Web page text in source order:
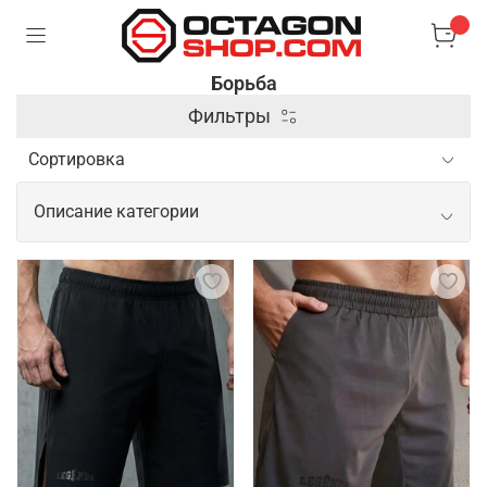
Борьба
Фильтры
Описание категории
Профессиональные товары для
борьбы
В борьбе основным элементом экипировки
являются борцовки. Это легкая и прочная обувь,
обеспечивающая хорошее сцепление с покрытием
и поддержку стопы. Также важна спортивная
форма, которая плотно облегает тело и не мешает
движениям. Для защиты спортсменов